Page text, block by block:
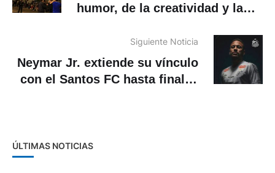
humor, de la creatividad y la
Siguiente Noticia
Neymar Jr. extiende su vínculo
con el Santos FC hasta finales
ÚLTIMAS NOTICIAS